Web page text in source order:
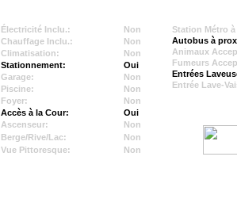
Électricité Inclu.:
Non
Chauffage Inclu.:
Non
Climatisation:
Non
Stationnement:
Oui
Garage:
Non
Piscine:
Non
Foyer:
Non
Accès à la Cour:
Oui
Ascenseur:
Non
Berge/Rive/Lac:
Non
Vue Pittoresque:
Non
Station Métro
Autobus à
Animaux
Fumeurs
Entrées
Entrée Lave-